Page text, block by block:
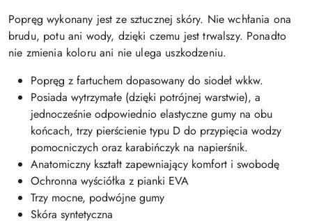
Popręg wykonany jest ze sztucznej skóry. Nie wchłania ona
brudu, potu ani wody, dzięki czemu jest trwalszy. Ponadto
nie zmienia koloru ani nie ulega uszkodzeniu.
Popręg z fartuchem dopasowany do siodeł wkkw.
Posiada wytrzymałe (dzięki potrójnej warstwie), a
jednocześnie odpowiednio elastyczne gumy na obu
końcach, trzy pierścienie typu D do przypięcia wodzy
pomocniczych oraz karabińczyk na napierśnik.
Anatomiczny kształt zapewniający komfort i swobodę
Ochronna wyściółka z pianki EVA
Trzy mocne, podwójne gumy
Skóra syntetyczna